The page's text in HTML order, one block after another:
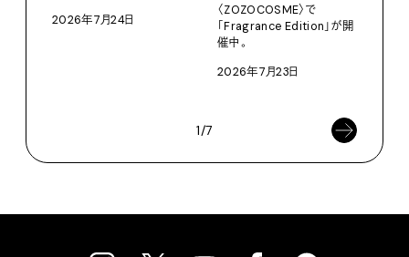
2026年7月24日
〈ZOZOCOSME〉で
「Fragrance Edition」が開
催中。
2026年7月23日
1/7